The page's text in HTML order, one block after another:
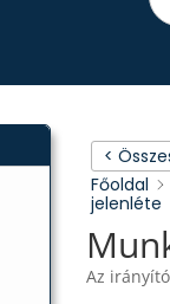
<
Főoldal
jelenléte
Az